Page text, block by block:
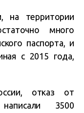
на территории
много
паспорта, и
с 2015 года,
отказ от
написали 3500